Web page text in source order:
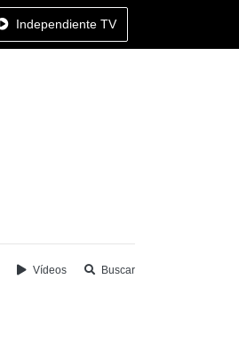
Independiente TV
Vídeos Buscar